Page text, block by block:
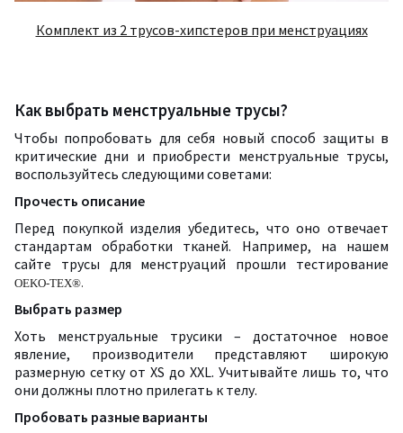
Комплект из 2 трусов-хипстеров при менструациях
Как выбрать менструальные трусы?
Чтобы попробовать для себя новый способ защиты в
критические дни и приобрести менструальные трусы,
воспользуйтесь следующими советами:
Прочесть описание
Перед покупкой изделия убедитесь, что оно отвечает
стандартам обработки тканей. Например, на нашем
сайте трусы для менструаций прошли тестирование
OEKO-TEX®.
Выбрать размер
Хоть менструальные трусики – достаточное новое
явление, производители представляют широкую
размерную сетку от XS до XXL. Учитывайте лишь то, что
они должны плотно прилегать к телу.
Пробовать разные варианты